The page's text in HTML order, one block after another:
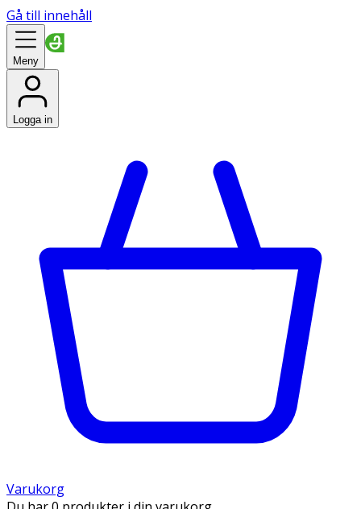
Gå till innehåll
Meny
Logga in
Varukorg